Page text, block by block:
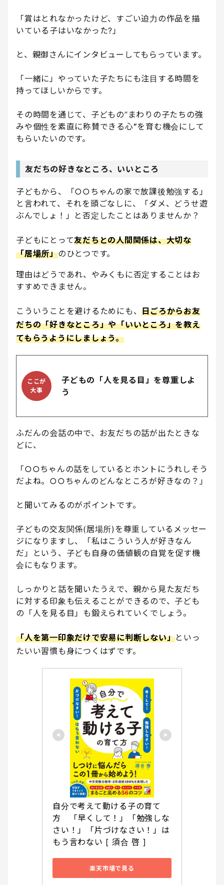
「賞はとれなかったけど、すごい迫力の作品を描
いている子はいなかった?」
と、親御さんにインタビューしてもらっています。
「一緒に」やっていた子たちにも注目する時間を
持ってほしいからです。
その時間を通じて、子どもの”まわりの子たちの強
みや個性を素直に称賛できる心”を育む機会にして
もらいたいのです。
友だちの好きなところ、いいところ
子どもから、「○○ちゃんの家で放課後勉強する」
と言われて、それを頭ごなしに、「ダメ、どうせ遊
ぶんでしょ！」と否定したことはありませんか？
子どもにとって友だちとの人間関係は、大切な
「居場所」のひとつです。
理由はどうであれ、やみくもに否定することはお
すすめできません。
こういうことを避けるためにも、日ごろからお友
だちの「好きなところ」や「いいところ」を教え
てもらうようにしましょう。
ここが
大事
子どもの「人を見る目」を尊重しよ
う
ふだんの会話の中で、お友だちの話が出たときな
どに、
「○○ちゃんの話をしているとホントにうれしそう
だよね。○○ちゃんのどんなところが好きなの？」
と聞いてみるのがポイントです。
子どもの交友関係(居場所)を尊重しているメッセー
ジになりますし、「私はこういう人が好きなん
だ」という、子ども自身の価値観の自覚を促す機
会にもなります。
しっかりと話を聞いたうえで、親から見た友だち
に対する印象も伝えることができるので、子ども
の「人を見る目」も鍛えられていくでしょう。
「人を第一印象だけで安易に判断しない」といっ
たいい習慣も身につくはずです。
自分で考えて動ける子の育て
方　「早くして！」「勉強しな
さい！」「片づけなさい！」は
もう言わない [ 須合 啓 ]
楽天市場で見る